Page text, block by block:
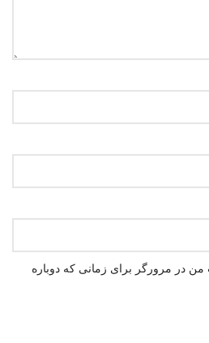
من در مرورگر برای زمانی که دوباره